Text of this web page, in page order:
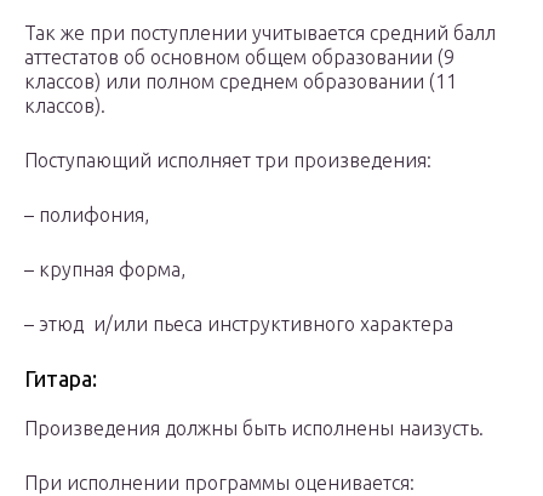
Так же при поступлении учитывается средний балл
аттестатов об основном общем образовании (9
классов) или полном среднем образовании (11
классов).
Поступающий исполняет три произведения:
– полифония,
– крупная форма,
– этюд и/или пьеса инструктивного характера
Гитара:
Произведения должны быть исполнены наизусть.
При исполнении программы оценивается: